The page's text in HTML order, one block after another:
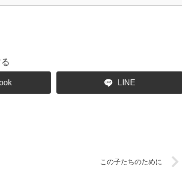
LINE
この子たちのために